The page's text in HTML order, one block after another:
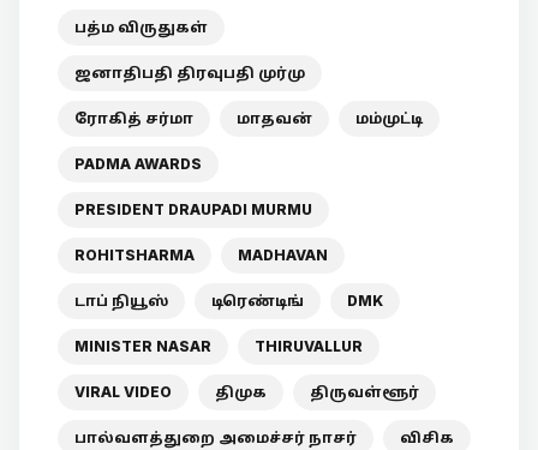
பத்ம விருதுகள்
ஜனாதிபதி திரவுபதி முர்மு
ரோகித் சர்மா மாதவன் மம்முட்டி
PADMA AWARDS
PRESIDENT DRAUPADI MURMU
ROHITSHARMA MADHAVAN
டாப் நியூஸ் டிரெண்டிங் DMK
MINISTER NASAR THIRUVALLUR
VIRAL VIDEO திமுக திருவள்ளூர்
பால்வளத்துறை அமைச்சர் நாசர் விசிக